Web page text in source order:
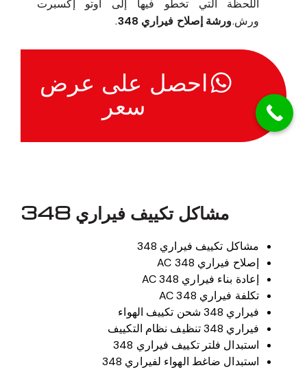
اللحظة التي تخطو فيها إلى أوتو إكسبرت
ورش.ورشة إصلاح فيراري 348 .
احصل على عرض
سعر
مشاكل تكييف فيراري 348
مشاكل تكييف فيراري 348
إصلاح فيراري 348 AC
إعادة بناء فيراري 348 AC
تكلفة فيراري 348 AC
فيراري 348 شحن تكييف الهواء
فيراري 348 تنظيف نظام التكييف
استبدال فلتر تكييف فيراري 348
استبدال ضاغط الهواء لفيراري 348